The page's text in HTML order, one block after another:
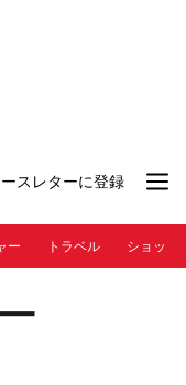
スレターに登録
ー トラベル ショッピ